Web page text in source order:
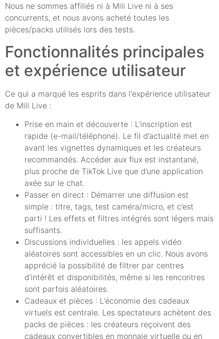
Nous ne sommes affiliés ni à Mili Live ni à ses
concurrents, et nous avons acheté toutes les
pièces/packs utilisés lors des tests.
Fonctionnalités principales
et expérience utilisateur
Ce qui a marqué les esprits dans l'expérience utilisateur
de Mili Live :
Prise en main et découverte : L’inscription est
rapide (e-mail/téléphone). Le fil d’actualité met en
avant les vignettes dynamiques et les créateurs
recommandés. Accéder aux flux est instantané,
plus proche de TikTok Live que d’une application
axée sur le chat.
Passer en direct : Démarrer une diffusion est
simple : titre, tags, test caméra/micro, et c’est
parti ! Les effets et filtres intégrés sont légers mais
suffisants.
Discussions individuelles : les appels vidéo
aléatoires sont accessibles en un clic. Nous avons
apprécié la possibilité de filtrer par centres
d’intérêt et disponibilités, même si les rencontres
sont parfois aléatoires.
Cadeaux et pièces : L'économie des cadeaux
virtuels est centrale. Les spectateurs achètent des
packs de pièces : les créateurs reçoivent des
cadeaux convertibles en monnaie virtuelle ou en